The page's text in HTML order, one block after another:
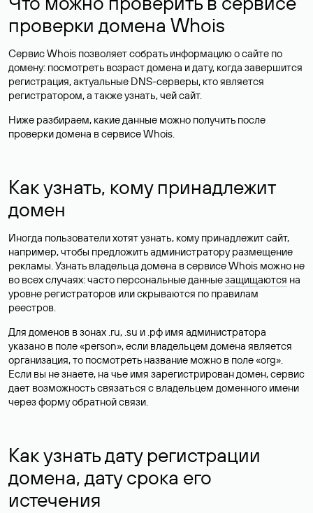
проверки домена Whois
Сервис Whois позволяет собрать информацию о сайте по
домену: посмотреть возраст домена и дату, когда завершится
регистрация, актуальные DNS-серверы, кто является
регистратором, а также узнать, чей сайт.
Ниже разбираем, какие данные можно получить после
проверки домена в сервисе Whois.
Как узнать, кому принадлежит
домен
Иногда пользователи хотят узнать, кому принадлежит сайт,
например, чтобы предложить администратору размещение
рекламы. Узнать владельца домена в сервисе Whois можно не
во всех случаях: часто персональные данныезащищаются на
уровне регистраторов или скрываются по правилам
реестров.
Для доменов в зонах .ru, .su и .рф имя администратора
указано в поле «person», если владельцем домена является
организация, то посмотреть название можно в поле «org».
Если вы не знаете, на чье имя зарегистрирован домен, сервис
дает возможность связаться с владельцем доменного имени
через форму обратной связи.
Как узнать дату регистрации
домена, дату срока его
истечения